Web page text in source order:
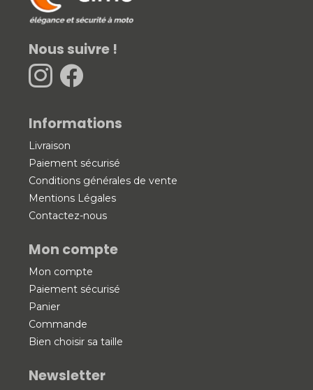
Nous suivre !
Informations
Livraison
Paiement sécurisé
Conditions générales de vente
Mentions Légales
Contactez-nous
Mon compte
Mon compte
Paiement sécurisé
Panier
Commande
Bien choisir sa taille
Newsletter